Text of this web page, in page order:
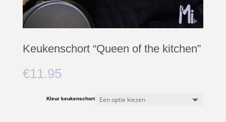
Keukenschort “Queen of the kitchen”
€11.95
Kleur keukenschort